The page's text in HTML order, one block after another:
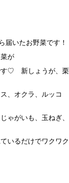
いたお野菜です！
が
♡ 新しょうが、栗
オクラ、ルッコ
がいも、玉ねぎ、
いるだけでワクワク